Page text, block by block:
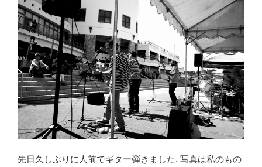
先日久しぶりに人前でギター弾きました. 写真は私のもの